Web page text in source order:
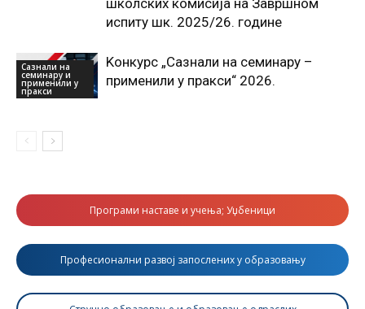
школских комисија на Завршном
испиту шк. 2025/26. године
Сазнали на
семинару и
применили у
пракси
Kонкурс „Сазнали на семинару –
применили у пракси“ 2026.
Програми наставе и учења; Уџбеници
Професионални развој запослених у образовању